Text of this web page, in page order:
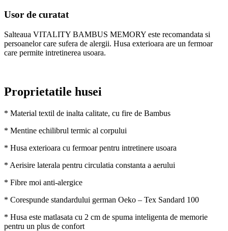
Usor de curatat
Salteaua VITALITY BAMBUS MEMORY este recomandata si
persoanelor care sufera de alergii. Husa exterioara are un fermoar
care permite intretinerea usoara.
Proprietatile husei
* Material textil de inalta calitate, cu fire de Bambus
* Mentine echilibrul termic al corpului
* Husa exterioara cu fermoar pentru intretinere usoara
* Aerisire laterala pentru circulatia constanta a aerului
* Fibre moi anti-alergice
* Corespunde standardului german Oeko – Tex Sandard 100
* Husa este matlasata cu 2 cm de spuma inteligenta de memorie
pentru un plus de confort